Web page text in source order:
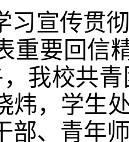
习宣传贯
重要回信
我校共
炜，学生
部、青年